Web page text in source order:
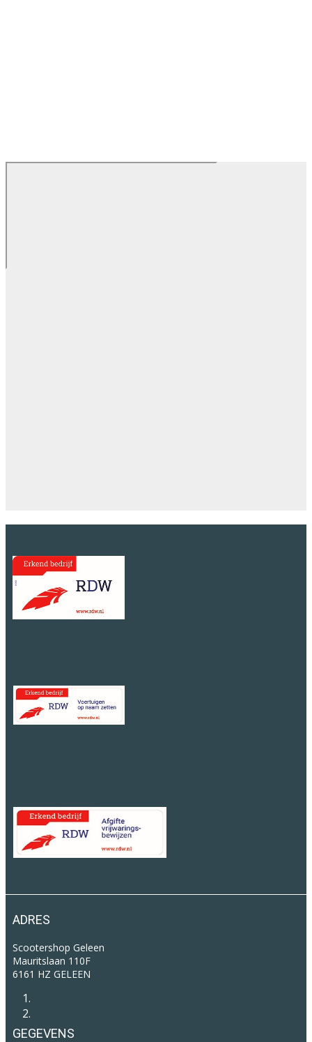
ADRES
Scootershop Geleen
Mauritslaan 110F
6161 HZ GELEEN
GEGEVENS